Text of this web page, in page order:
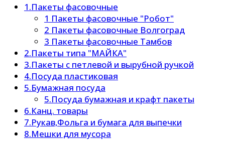
1.Пакеты фасовочные
1 Пакеты фасовочные "Робот"
2 Пакеты фасовочные Волгоград
3 Пакеты фасовочные Тамбов
2.Пакеты типа "МАЙКА"
3.Пакеты с петлевой и вырубной ручкой
4.Посуда пластиковая
5.Бумажная посуда
5.Посуда бумажная и крафт пакеты
6.Канц. товары
7.Рукав,Фольга и бумага для выпечки
8.Мешки для мусора